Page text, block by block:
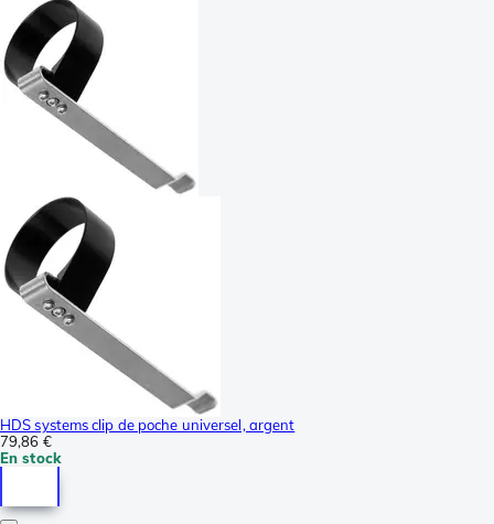
HDS systems clip de poche universel, argent
79,86 €
En stock